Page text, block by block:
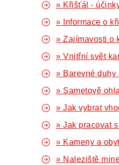
» Křišťál -
» Informace o
» Zajímavosti o
» Vnitřní svět
» Barevné duhy
» Sametově
» Jak vybrat
» Jak pracovat
» Kameny a
» Naleziště